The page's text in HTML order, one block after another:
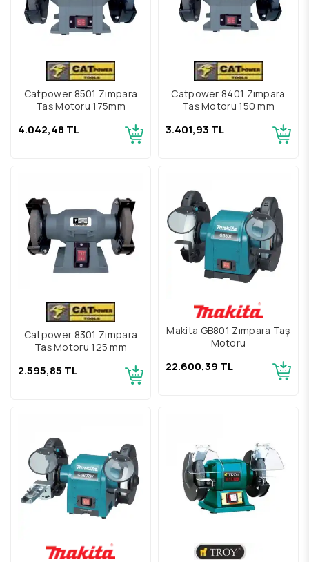
Catpower 8501 Zımpara
Taş Motoru 175mm
4.042,48 TL
Catpower 8401 Zımpara
Taş Motoru 150 mm
3.401,93 TL
Catpower 8301 Zımpara
Taş Motoru 125 mm
2.595,85 TL
Makita GB801 Zımpara Taş
Motoru
22.600,39 TL